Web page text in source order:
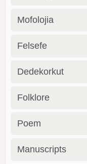
Mofolojia
Felsefe
Dedekorkut
Folklore
Poem
Manuscripts